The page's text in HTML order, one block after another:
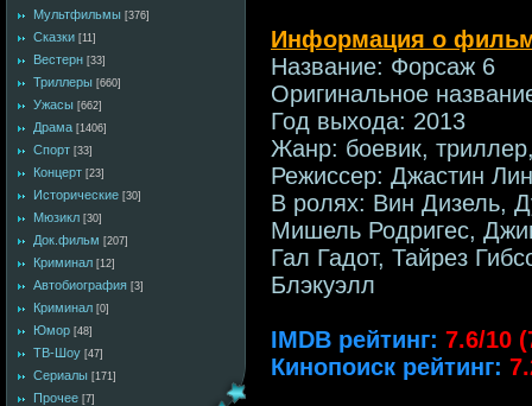
Мультфильмы [376]
Сказки [11]
Вестерн [33]
Триллеры [660]
Ужасы [662]
Драма [1406]
Спорт [33]
Концерт [23]
Исторические [30]
Мюзикл [30]
Док.фильм [207]
Криминал [12]
Автобиография [3]
Криминал [0]
Юмор [48]
ТВ-Шоу [47]
Сериалы [171]
Прочее [7]
Информация о
Название: Форсаж 6
Оригинальное
Год выхода: 2013
Жанр: боевик,
Режиссер: Джастин Лин
В ролях: Вин Дизель,
Мишель Родригес,
Гал Гадот, Тайрез
Блэкуэлл
IMDB рейтинг: 7.6/10
Кинопоиск рейтинг: